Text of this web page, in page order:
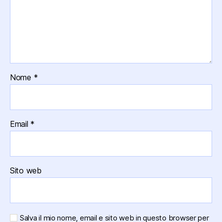
Nome *
Email *
Sito web
Salva il mio nome, email e sito web in questo browser per